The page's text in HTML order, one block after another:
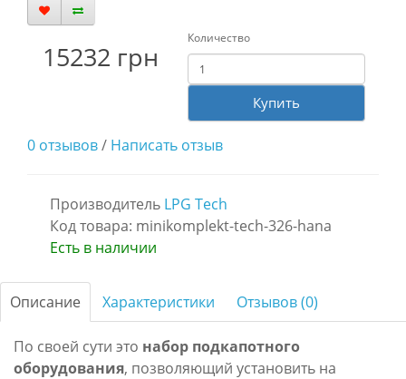
15232 грн
Количество
Купить
0 отзывов/ Написать отзыв
Производитель LPG Tech
Код товара: minikomplekt-tech-326-hana
Есть в наличии
Описание Характеристики Отзывов (0)
По своей сути это набор подкапотного
оборудования, позволяющий установить на